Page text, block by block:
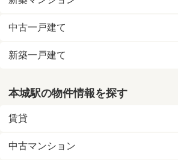
中古一戸建て
新築一戸建て
本城駅の物件情報を探す
賃貸
中古マンション